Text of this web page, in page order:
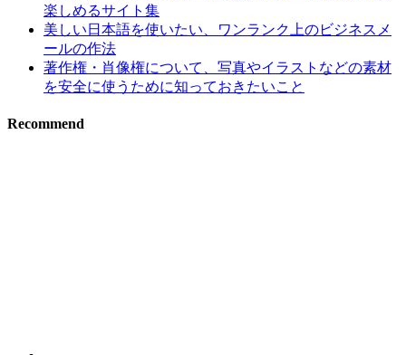
楽しめるサイト集
美しい日本語を使いたい、ワンランク上のビジネスメ
ールの作法
著作権・肖像権について、写真やイラストなどの素材
を安全に使うために知っておきたいこと
Recommend